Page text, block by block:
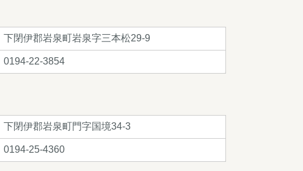
下閉伊郡岩泉町岩泉字三本松29-9
0194-22-3854
下閉伊郡岩泉町門字国境34-3
0194-25-4360